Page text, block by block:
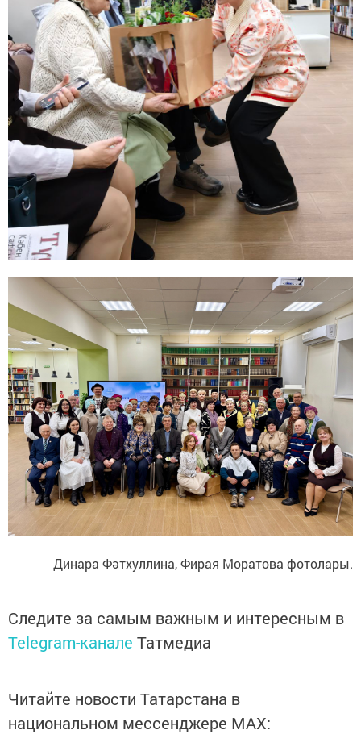
Динара Фәтхуллина, Фирая Моратова фотолары.
Следите за самым важным и интересным в
Telegram-канале Татмедиа
Читайте новости Татарстана в
национальном мессенджере MАХ: